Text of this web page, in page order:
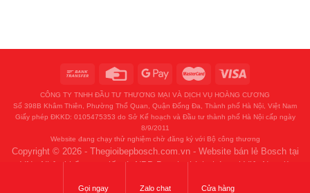
CÔNG TY TNHH ĐẦU TƯ THƯƠNG MẠI VÀ DỊCH VỤ HOÀNG CƯƠNG
Số 398B Khâm Thiên, Phường Thổ Quan, Quận Đống Đa, Thành phố Hà Nội, Việt Nam
Giấy phép ĐKKD: 0105475353 do Sở Kế hoạch và Đầu tư thành phố Hà Nội cấp ngày
8/9/2011
Website đang chạy thử nghiệm chờ đăng ký với Bộ công thương
Copyright © 2026 - Thegioibepbosch.com.vn - Website bán lẻ Bosch tại
VN - Nhập khẩu trực tiếp từ NPP Bosch chính thức tại Việt Nam là
Gọi ngay Zalo chat Cửa hàng